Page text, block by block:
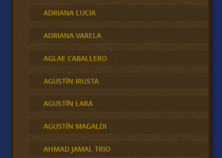
ADRIANA LUCIA
ADRIANA VARELA
AGLAE CABALLERO
AGUSTÍN IRUSTA
AGUSTÍN LARA
AGUSTÍN MAGALDI
AHMAD JAMAL TRIO